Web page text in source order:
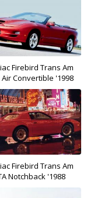
Firebird Trans Am
Air Convertible '1998
Firebird Trans Am
Notchback '1988